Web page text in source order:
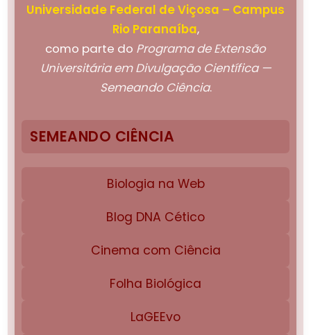
Universidade Federal de Viçosa – Campus
Rio Paranaíba,
como parte do Programa de Extensão
Universitária em Divulgação Científica —
Semeando Ciência.
SEMEANDO CIÊNCIA
Biologia na Web
Blog DNA Cético
Cinema com Ciência
Folha Biológica
LaGEEvo